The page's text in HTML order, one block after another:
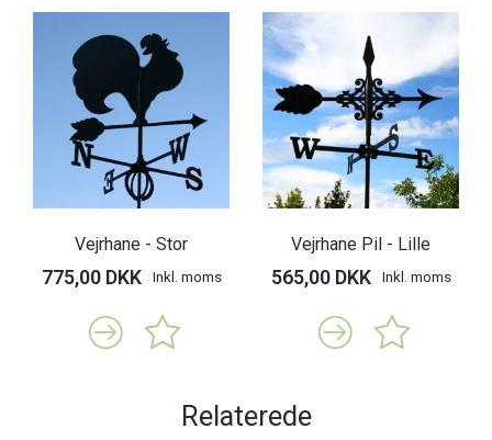
Vejrhane - Stor
775,00 DKK Inkl. moms
Vejrhane Pil - Lille
565,00 DKK Inkl. moms
Relaterede